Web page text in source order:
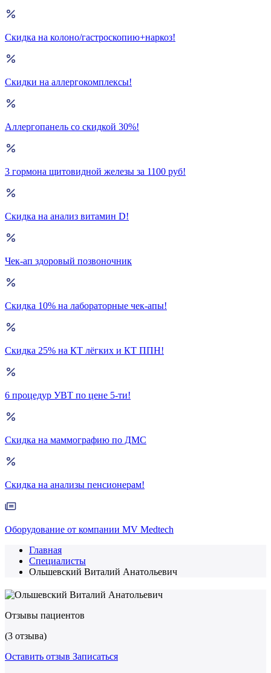
Скидка на колоно/гастроскопию+наркоз!
Скидки на аллергокомплексы!
Аллергопанель со скидкой 30%!
3 гормона щитовидной железы за 1100 руб!
Скидка на анализ витамин D!
Чек-ап здоровый позвоночник
Скидка 10% на лабораторные чек-апы!
Скидка 25% на КТ лёгких и КТ ППН!
6 процедур УВТ по цене 5-ти!
Скидка на маммографию по ДМС
Скидка на анализы пенсионерам!
Оборудование от компании MV Medtech
Главная
Специалисты
Ольшевский Виталий Анатольевич
Отзывы пациентов
(3 отзыва)
Оставить отзыв Записаться